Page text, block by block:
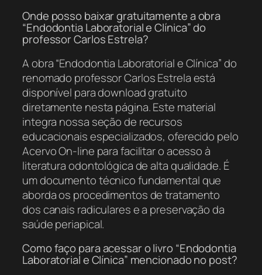
Onde posso baixar gratuitamente a obra
“Endodontia Laboratorial e Clínica” do
professor Carlos Estrela?
A obra “Endodontia Laboratorial e Clínica” do
renomado professor Carlos Estrela está
disponível para download gratuito
diretamente nesta página. Este material
integra nossa seção de recursos
educacionais especializados, oferecido pelo
Acervo On-line para facilitar o acesso à
literatura odontológica de alta qualidade. É
um documento técnico fundamental que
aborda os procedimentos de tratamento
dos canais radiculares e a preservação da
saúde periapical.
Como faço para acessar o livro “Endodontia
Laboratorial e Clínica” mencionado no post?